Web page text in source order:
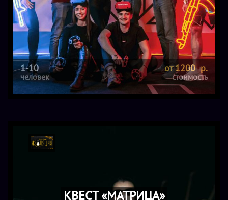
1-10
человек
от 1200 р.
стоимость
КВЕСТ «МАТРИЦА»